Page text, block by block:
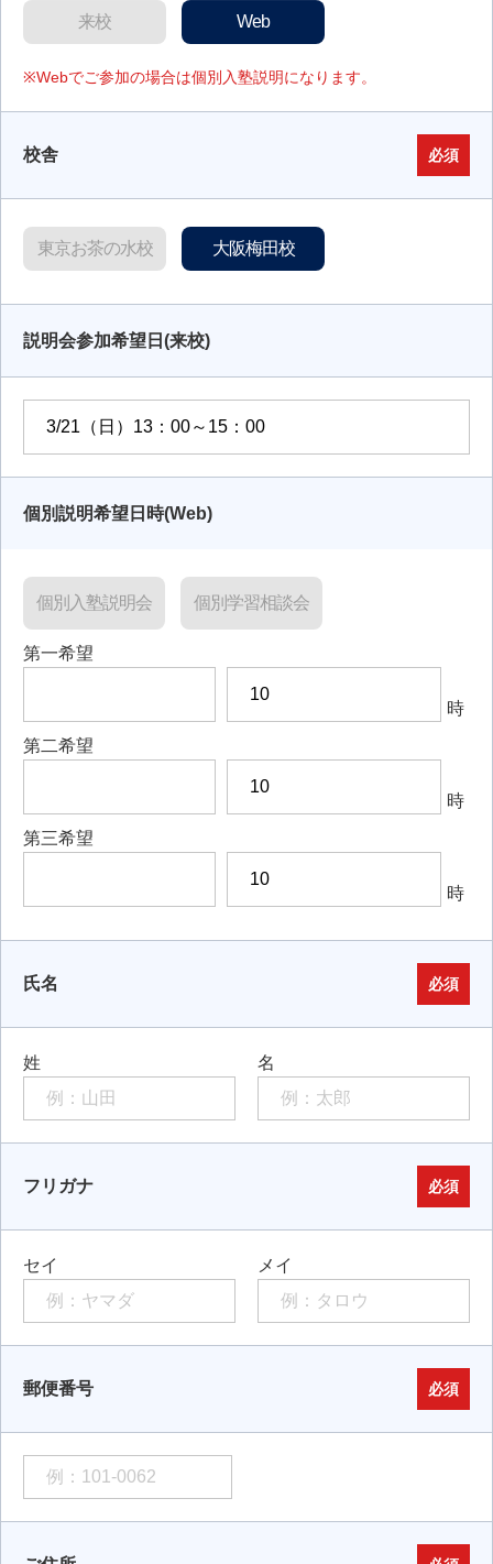
来校 Web
※Webでご参加の場合は個別入塾説明になります。
校舎 必須
東京お茶の水校 大阪梅田校
説明会参加希望日(来校)
個別説明希望日時(Web)
個別入塾説明会 個別学習相談会
第一希望
時
第二希望
時
第三希望
時
氏名 必須
姓 名
フリガナ 必須
セイ メイ
郵便番号 必須